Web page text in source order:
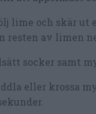
lime och skär ut
resten av limen
socker samt
eller krossa